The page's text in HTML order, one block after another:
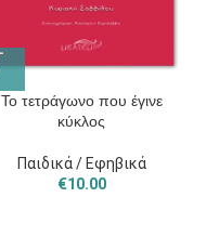
Το τετράγωνο που έγινε
κύκλος
Παιδικά / Εφηβικά
€10.00